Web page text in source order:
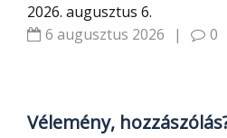
2026. augusztus 6.
6 augusztus 2026
| 0
Vélemény,